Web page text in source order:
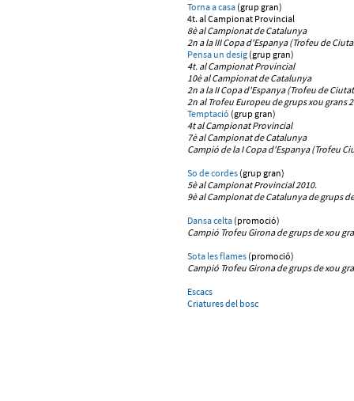
Torna a casa(grup gran)
4t. al Campionat Provincial
8è al Campionat de Catalunya
2n a la III Copa d'Espanya (Trofeu de
Pensa un desig(grup gran)
4t. al Campionat Provincial
10è al Campionat de Catalunya
2n a la II Copa d'Espanya (Trofeu de
2n al Trofeu Europeu de grups xou grans
Temptació (grup gran)
4t al Campionat Provincial
7è al Campionat de Catalunya
Campió de la I Copa d'Espanya (Trofeu
So de cordes(grup gran)
5è al Campionat Provincial 2010.
9è al Campionat de Catalunya de grups
Dansa celta(promoció)
Campió Trofeu Gironade grups de xou
Sota les flames(promoció)
Campió Trofeu Gironade grups de xou
Escacs
Criatures del bosc